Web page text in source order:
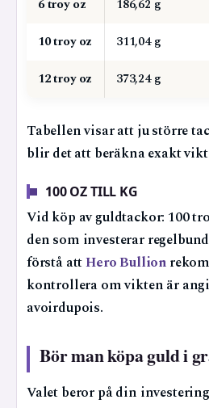
6 troy oz
186,62 g
10 troy oz
311,04 g
12 troy oz
373,24 g
Tabellen visar att ju större
blir det att beräkna exakt
100 OZ TILL KG
Vid köp av guldtackor: 100
den som investerar
förstå attHero Bullion
kontrollera om vikten är
avoirdupois.
Bör man köpa guld i
Valet beror på din